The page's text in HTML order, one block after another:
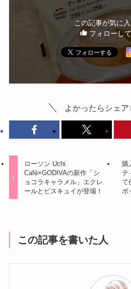
この記事が気に
フォローして
よかったらシェア
ローソン Uchi
Café×GODIVAの新作「シ
ョコラキャラメル」エクレ
ールとビスキュイが登場！
購
テ
て
ポ
この記事を書いた人